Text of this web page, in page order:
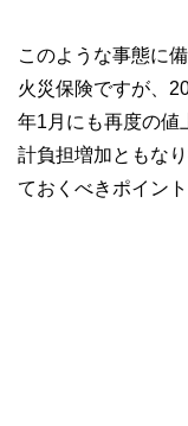
このような事態に
火災保険ですが、
年1月にも再度の値
計負担増加ともな
ておくべきポイン